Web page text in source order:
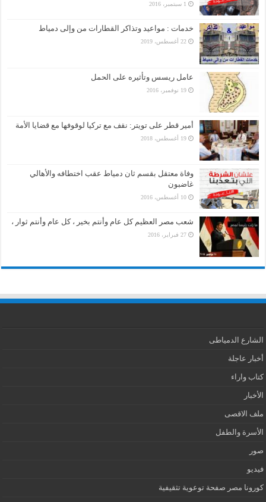
1 سبتمبر، 2016
خدمات : مواعيد وتذاكر القطارات من وإلى دمياط
22 أغسطس، 2019
عامل ريسس وتأثيره على الحمل
19 نوفمبر، 2016
أمير قطر على تويتر: نقف مع تركيا لوقوفها مع قضايا الأمة
19 أغسطس، 2018
وفاة معتقل بقسم ثان دمياط عقب اختطافه والأهالي
غاضبون
10 أغسطس، 2016
شعب مصر العظيم كل عام وأنتم بخير ، كل عام وأنتم ثوار ،
27 فبراير، 2016
الشارع الدمياطى
أخبار عاجلة
كتاب واراء
الأخبار
ملف الاقصى
الأسرة والطفل
صور
فيديو
كورونا مصر صفحة توعوية تثقيفية